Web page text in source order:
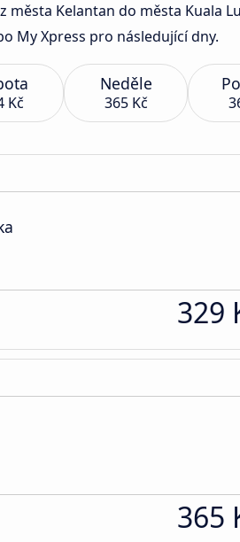
Kelantan do města Kuala
My Xpress pro následující dny.
Kč
Neděle
365 Kč
329
365